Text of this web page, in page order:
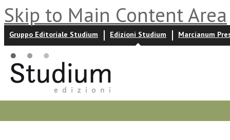
Skip to Main Content Area
Gruppo Editoriale Studium Edizioni Studium Marcianum